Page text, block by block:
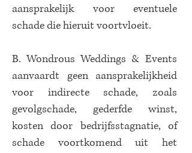
aansprakelijk voor eventuele
schade die hieruit voortvloeit.
B. Wondrous Weddings & Events
aanvaardt geen aansprakelijkheid
voor indirecte schade, zoals
gevolgschade, gederfde winst,
kosten door bedrijfsstagnatie, of
schade voortkomend uit het